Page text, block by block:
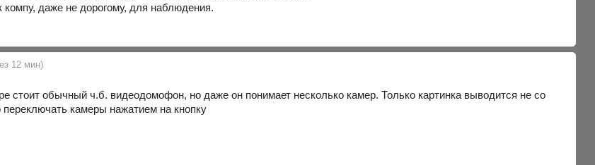
даже не дорогому, для наблюдения.
12 мин)
стоит обычный ч.б. видеодомофон, но даже он понимает несколько камер. Только картинка выводится не со
переключать камеры нажатием на кнопку